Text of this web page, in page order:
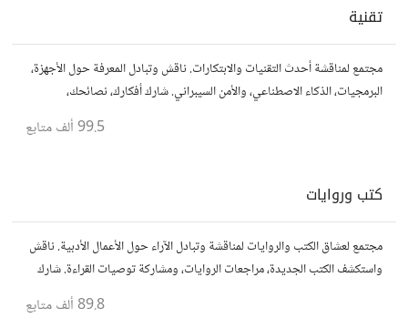
تقنية
مجتمع لمناقشة أحدث التقنيات والابتكارات. ناقش وتبادل المعرفة حول الأجهزة،
البرمجيات، الذكاء الاصطناعي، والأمن السيبراني. شارك أفكارك، نصائحك،
99.5 ألف متابع
كتب وروايات
مجتمع لعشاق الكتب والروايات لمناقشة وتبادل الآراء حول الأعمال الأدبية. ناقش
واستكشف الكتب الجديدة، مراجعات الروايات، ومشاركة توصيات القراءة. شارك
89.8 ألف متابع